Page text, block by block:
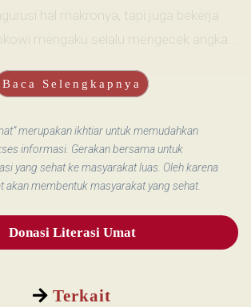
Terkait
hal makronya, tapi juga bekerja
mengaku selalu mengecek angka...
Baca Selengkapnya
merupakan ikhtiar untuk memudahkan
informasi. Gerakan bersama untuk
yang sehat ke masyarakat luas. Oleh karena
akan membentuk masyarakat yang sehat.
Donasi Literasi Umat